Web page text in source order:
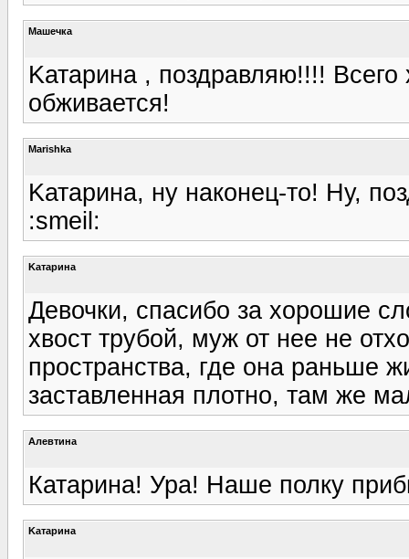
Машечка
Kатарина , поздравляю!!!!
обживается!
Marishka
Kатарина, ну наконец-то! Ну,
:smeil:
Kатарина
Девочки, спасибо за хорошие
хвост трубой, муж от нее не
пространства, где она раньше
заставленная плотно, там же
Алевтина
Катарина! Ура! Наше полку
Kатарина